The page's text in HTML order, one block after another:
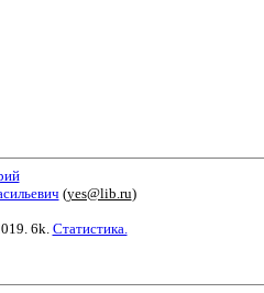
(yes@lib.ru)
6k. Статистика.